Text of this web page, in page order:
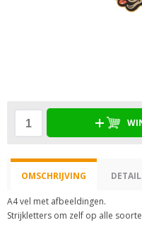
OMSCHRIJVING
A4 vel met afbeeldingen.
Strijkletters om zelf op alle